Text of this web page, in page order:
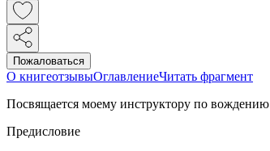
Пожаловаться
О книгеотзывыОглавлениеЧитать фрагмент
Посвящается моему инструктору по вождению
Предисловие